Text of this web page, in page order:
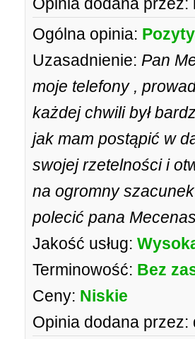
Ogólna opinia:
Uzasadnienie: Pan
moje telefony ,
każdej chwili był
jak mam postąpić w
swojej rzetelności i
na ogromny
polecić pana
Jakość usług:
Terminowość: Bez
Ceny: Niskie
Opinia dodana przez: